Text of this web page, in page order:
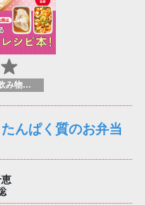
料理／食べ物と飲み物／食に関する記述
んぱく質のお弁当